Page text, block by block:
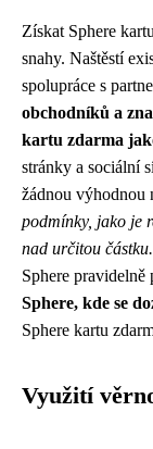
Získat Sphere
snahy. Naštěstí
spolupráce s
obchodníků a
kartu zdarma
stránky a sociální
žádnou výhodnou
podmínky, jako je
nad určitou částku.
Sphere pravidelně
Sphere, kde se
Sphere kartu
Využití